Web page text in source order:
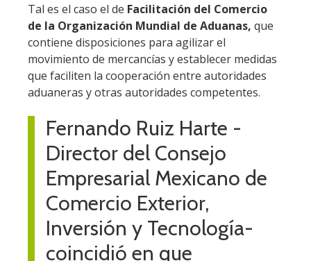
Tal es el caso el de Facilitación del Comercio
de la Organización Mundial de Aduanas, que
contiene disposiciones para agilizar el
movimiento de mercancías y establecer medidas
que faciliten la cooperación entre autoridades
aduaneras y otras autoridades competentes.
Fernando Ruiz Harte -
Director del Consejo
Empresarial Mexicano de
Comercio Exterior,
Inversión y Tecnología-
coincidió en que